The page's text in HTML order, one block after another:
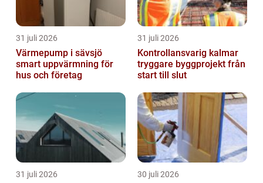
31 juli 2026
Värmepump i sävsjö
smart uppvärmning för
hus och företag
31 juli 2026
Kontrollansvarig kalmar
tryggare byggprojekt från
start till slut
31 juli 2026 30 juli 2026